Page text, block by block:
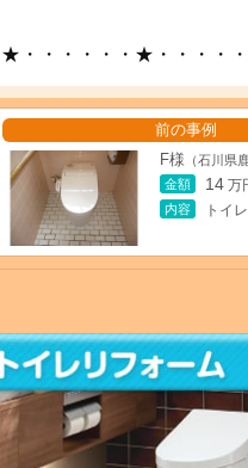
★・・・・・・★・・・・
前の事例
F様 （石川県
金額
14 万
内容
トイレ